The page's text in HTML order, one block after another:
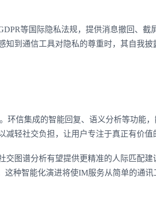
等国际隐私法规，提供消息撤回、截
知到通信工具对隐私的尊重时，其自我
环信集成的智能回复、语义分析等功能
轻社交负担，让用户专注于真正有价值
交图谱分析有望提供更精准的人际匹配建
这种智能化演进将使IM服务从简单的通